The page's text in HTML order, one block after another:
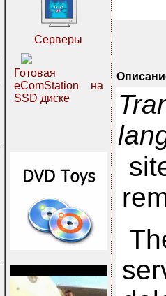
Серверы
Готовая
eComStation на
SSD диске